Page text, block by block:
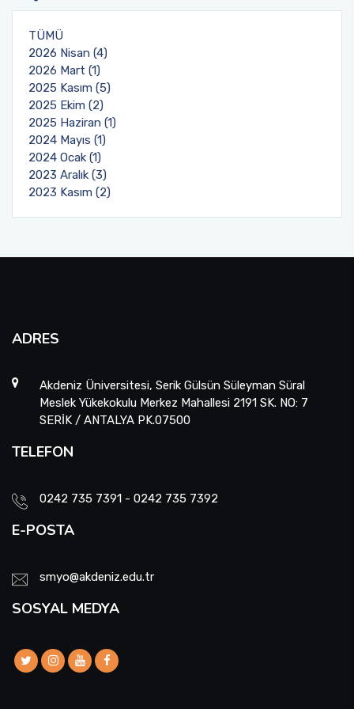
TÜMÜ
2026 Nisan (4)
2026 Mart (1)
2025 Kasım (5)
2025 Ekim (2)
2025 Haziran (1)
2024 Mayıs (1)
2024 Ocak (1)
2023 Aralık (3)
2023 Kasım (2)
ADRES
Akdeniz Üniversitesi, Serik Gülsün Süleyman Süral
Meslek Yükekokulu Merkez Mahallesi 2191 SK. NO: 7
SERİK / ANTALYA PK.07500
TELEFON
0242 735 7391 - 0242 735 7392
E-POSTA
smyo@akdeniz.edu.tr
SOSYAL MEDYA
Toplumsal Duyarlılık ve Katkı Projeleri Birim
Komisyonu
Tıbbi Hizmetler ve Teknikler - Optisyenlik
Yönetim ve Organizasyon
Ders İçerikleri
Uzaktan Eğitim Rehberleri
Öğrenci Dilekçe Örnekleri
Mezuniyet İşlemleri
Öğrencilerimiz İçin Faydalı Linkler